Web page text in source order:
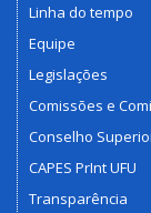
Linha do tempo
Equipe
Legislações
Comissões e
Conselho
CAPES PrInt UFU
Transparência